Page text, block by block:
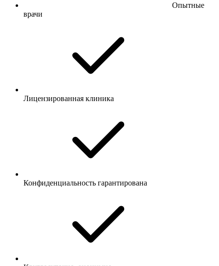
Опытные
врачи
Лицензированная клиника
Конфиденциальность гарантирована